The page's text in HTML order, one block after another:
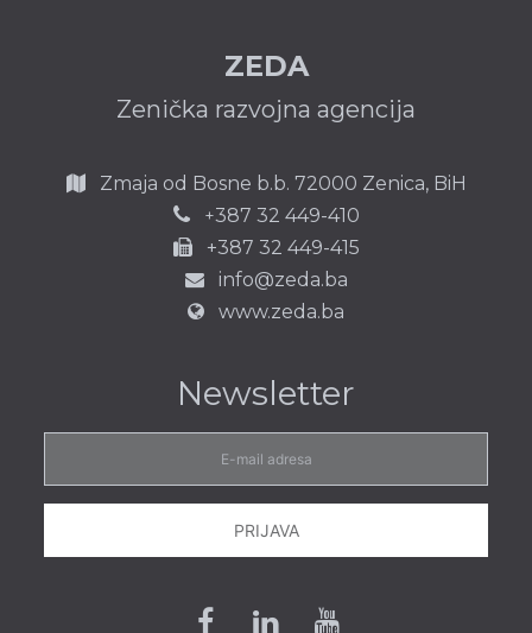
ZEDA
Zenička razvojna agencija
Zmaja od Bosne b.b. 72000 Zenica, BiH
+387 32 449-410
+387 32 449-415
info@zeda.ba
www.zeda.ba
Newsletter
adresa
PRIJAVA
Facebook
LinkedinYoutube